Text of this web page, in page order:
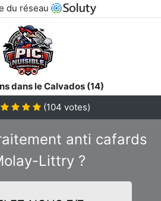
du réseau
dans le Calvados (14)
(104 votes)
anti cafards
Littry ?